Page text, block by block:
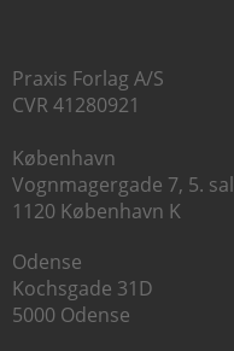
Praxis Forlag A/S
CVR 41280921
København
Vognmagergade 7, 5. sal
1120 København K
Odense
Kochsgade 31D
5000 Odense